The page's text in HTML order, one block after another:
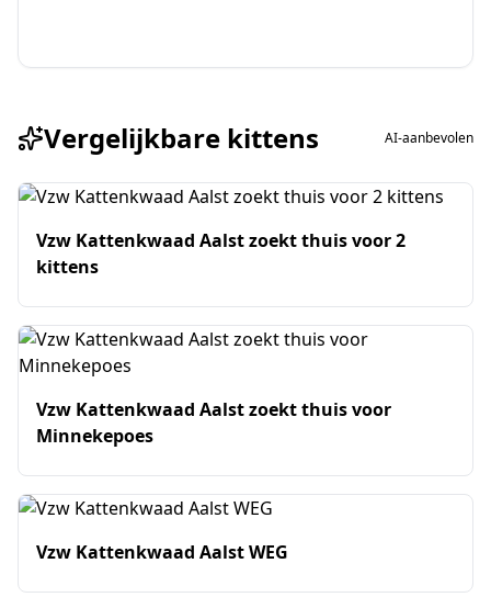
Vergelijkbare kittens AI-aanbevolen
Vzw Kattenkwaad Aalst zoekt thuis voor 2
kittens
Vzw Kattenkwaad Aalst zoekt thuis voor
Minnekepoes
Vzw Kattenkwaad Aalst WEG